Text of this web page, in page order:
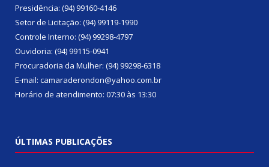
Presidência: (94) 99160-4146
Setor de Licitação: (94) 99119-1990
Controle Interno: (94) 99298-4797
Ouvidoria: (94) 99115-0941
Procuradoria da Mulher: (94) 99298-6318
E-mail: camaraderondon@yahoo.com.br
Horário de atendimento: 07:30 às 13:30
ÚLTIMAS PUBLICAÇÕES